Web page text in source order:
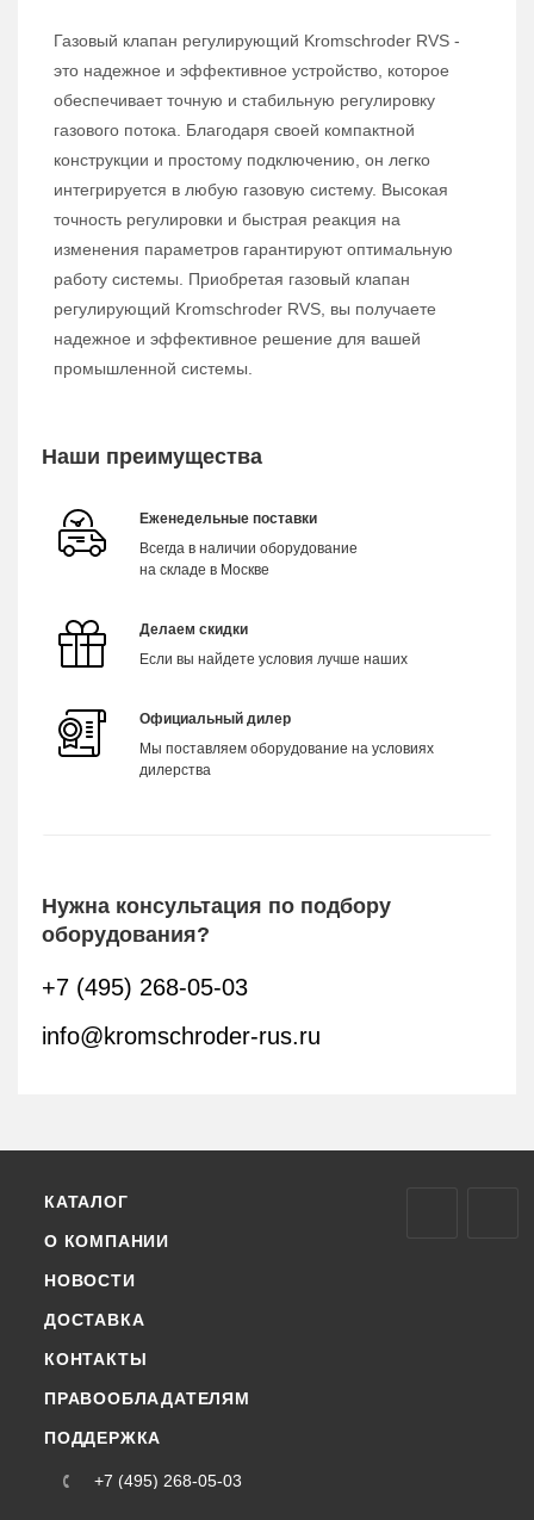
Газовый клапан регулирующий Kromschroder RVS -
это надежное и эффективное устройство, которое
обеспечивает точную и стабильную регулировку
газового потока. Благодаря своей компактной
конструкции и простому подключению, он легко
интегрируется в любую газовую систему. Высокая
точность регулировки и быстрая реакция на
изменения параметров гарантируют оптимальную
работу системы. Приобретая газовый клапан
регулирующий Kromschroder RVS, вы получаете
надежное и эффективное решение для вашей
промышленной системы.
Наши преимущества
Еженедельные поставки
Всегда в наличии оборудование
на складе в Москве
Делаем скидки
Если вы найдете условия лучше наших
Официальный дилер
Мы поставляем оборудование на условиях
дилерства
Нужна консультация по подбору
оборудования?
+7 (495) 268-05-03
info@kromschroder-rus.ru
КАТАЛОГ
О КОМПАНИИ
НОВОСТИ
ДОСТАВКА
КОНТАКТЫ
ПРАВООБЛАДАТЕЛЯМ
ПОДДЕРЖКА
+7 (495) 268-05-03